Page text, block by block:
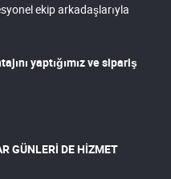
ekip arkadaşlarıyla
yaptığımız ve sipariş
GÜNLERİ DE HİZMET